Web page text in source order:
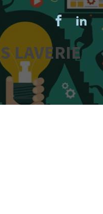
LAVERIE